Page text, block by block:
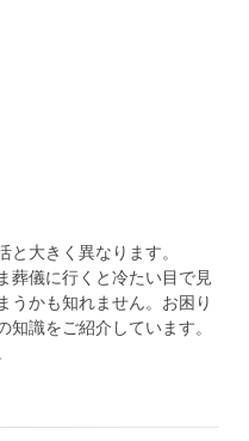
大きく異なります。
葬儀に行くと冷たい目で見
うかも知れません。お困り
識をご紹介しています。